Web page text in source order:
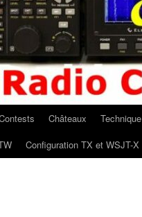
Châteaux Technique
Configuration TX et WSJT-X